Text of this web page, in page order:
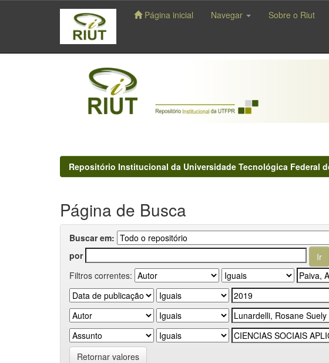
navigation
Página inicial Navegar Sobre o Riut
Repositório Institucional da Universidade Tecnológica Federal
Página de Busca
Buscar em:
por
Filtros correntes:
Retornar valores